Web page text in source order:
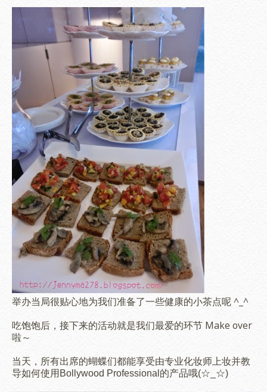
举办当局很贴心地为我们准备了一些健康的小茶点呢 ^_^
吃饱饱后，接下来的活动就是我们最爱的环节 Make over
啦～
当天，所有出席的蝴蝶们都能享受由专业化妆师上妆并教
导如何使用Bollywood Professional的产品哦(☆_☆)